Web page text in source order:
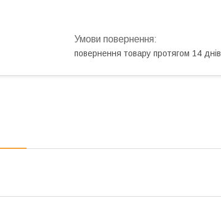
повернення товару протягом 14 днів